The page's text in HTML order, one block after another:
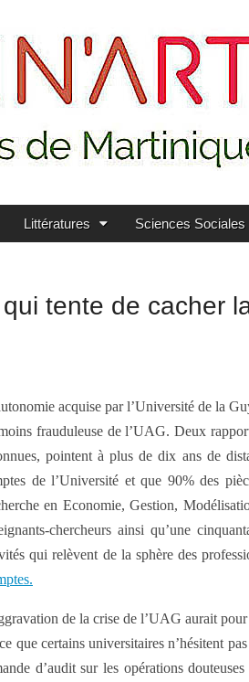
Littératures Sciences Sociales
qui tente de cacher
acquise par l’Université de la
frauduleuse de l’UAG. Deux
pointent à plus de dix ans de
de l’Université et que 90% des
en Economie, Gestion,
chercheurs ainsi qu’une
qui relèvent de la sphère des
de la crise de l’UAG aurait
que certains universitaires n’hésitent
d’audit sur les opérations